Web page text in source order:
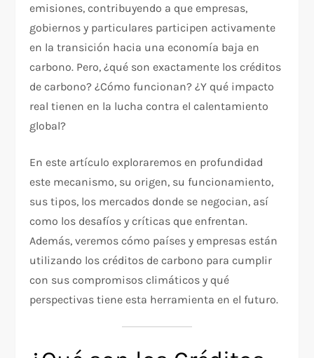
emisiones, contribuyendo a que empresas,
gobiernos y particulares participen activamente
en la transición hacia una economía baja en
carbono. Pero, ¿qué son exactamente los créditos
de carbono? ¿Cómo funcionan? ¿Y qué impacto
real tienen en la lucha contra el calentamiento
global?
En este artículo exploraremos en profundidad
este mecanismo, su origen, su funcionamiento,
sus tipos, los mercados donde se negocian, así
como los desafíos y críticas que enfrentan.
Además, veremos cómo países y empresas están
utilizando los créditos de carbono para cumplir
con sus compromisos climáticos y qué
perspectivas tiene esta herramienta en el futuro.